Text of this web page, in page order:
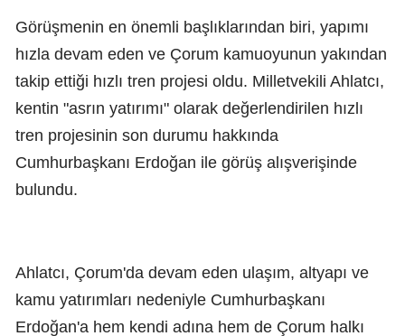
Görüşmenin en önemli başlıklarından biri, yapımı
hızla devam eden ve Çorum kamuoyunun yakından
takip ettiği hızlı tren projesi oldu. Milletvekili Ahlatcı,
kentin "asrın yatırımı" olarak değerlendirilen hızlı
tren projesinin son durumu hakkında
Cumhurbaşkanı Erdoğan ile görüş alışverişinde
bulundu.
Ahlatcı, Çorum'da devam eden ulaşım, altyapı ve
kamu yatırımları nedeniyle Cumhurbaşkanı
Erdoğan'a hem kendi adına hem de Çorum halkı